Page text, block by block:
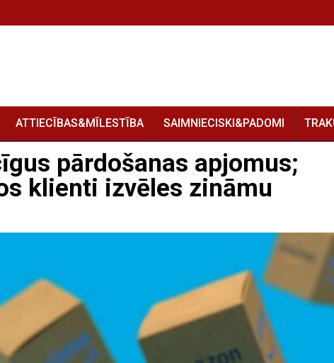
ATTIECĪBAS&MĪLESTĪBA SAIMNIECISKI&PADOMI
pārdošanas apjomus;
klienti izvēles zināmu